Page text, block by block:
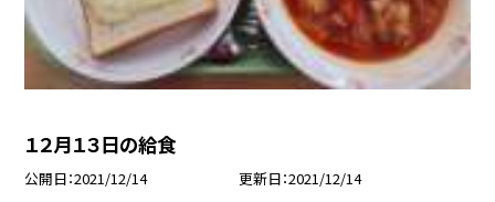
１２月１３日の給食
公開日 2021/12/14 更新日 2021/12/14